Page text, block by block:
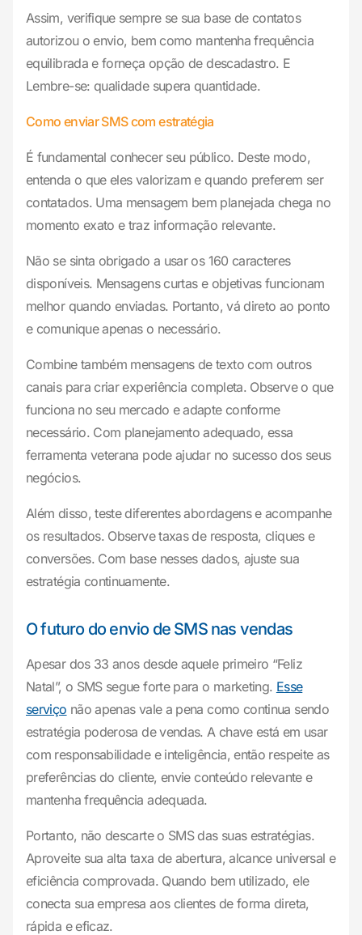
Assim, verifique sempre se sua base de contatos
autorizou o envio, bem como mantenha frequência
equilibrada e forneça opção de descadastro. E
Lembre-se: qualidade supera quantidade.
Como enviar SMS com estratégia
É fundamental conhecer seu público. Deste modo,
entenda o que eles valorizam e quando preferem ser
contatados. Uma mensagem bem planejada chega no
momento exato e traz informação relevante.
Não se sinta obrigado a usar os 160 caracteres
disponíveis. Mensagens curtas e objetivas funcionam
melhor quando enviadas. Portanto, vá direto ao ponto
e comunique apenas o necessário.
Combine também mensagens de texto com outros
canais para criar experiência completa. Observe o que
funciona no seu mercado e adapte conforme
necessário. Com planejamento adequado, essa
ferramenta veterana pode ajudar no sucesso dos seus
negócios.
Além disso, teste diferentes abordagens e acompanhe
os resultados. Observe taxas de resposta, cliques e
conversões. Com base nesses dados, ajuste sua
estratégia continuamente.
O futuro do envio de SMS nas vendas
Apesar dos 33 anos desde aquele primeiro “Feliz
Natal”, o SMS segue forte para o marketing. Esse
serviço não apenas vale a pena como continua sendo
estratégia poderosa de vendas. A chave está em usar
com responsabilidade e inteligência, então respeite as
preferências do cliente, envie conteúdo relevante e
mantenha frequência adequada.
Portanto, não descarte o SMS das suas estratégias.
Aproveite sua alta taxa de abertura, alcance universal e
eficiência comprovada. Quando bem utilizado, ele
conecta sua empresa aos clientes de forma direta,
rápida e eficaz.